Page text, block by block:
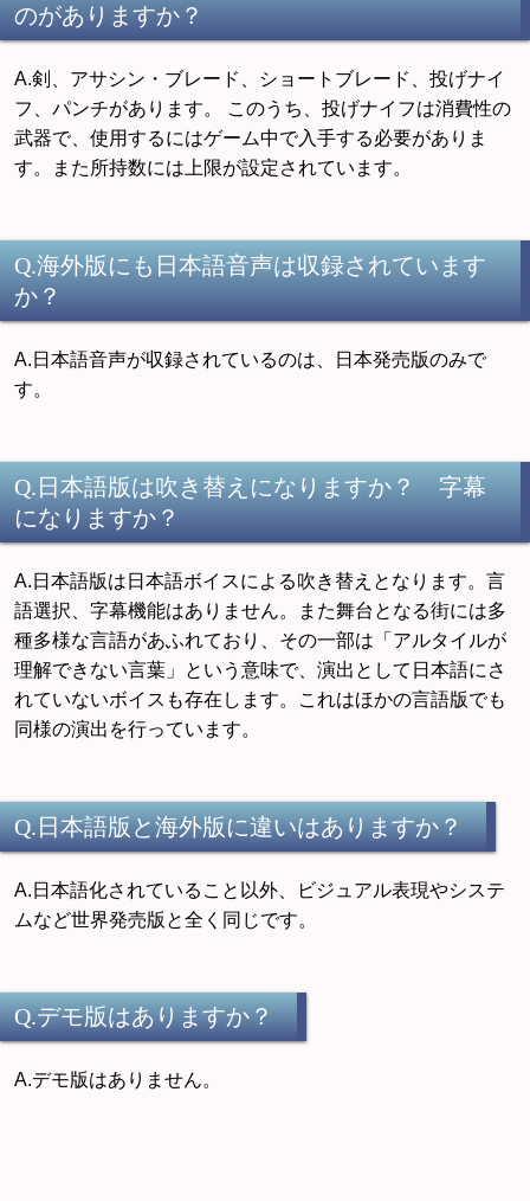
のがありますか？
A.剣、アサシン・ブレード、ショートブレード、投げナイ
フ、パンチがあります。 このうち、投げナイフは消費性の
武器で、使用するにはゲーム中で入手する必要がありま
す。また所持数には上限が設定されています。
Q.海外版にも日本語音声は収録されています
か？
A.日本語音声が収録されているのは、日本発売版のみで
す。
Q.日本語版は吹き替えになりますか？ 字幕
になりますか？
A.日本語版は日本語ボイスによる吹き替えとなります。言
語選択、字幕機能はありません。また舞台となる街には多
種多様な言語があふれており、その一部は「アルタイルが
理解できない言葉」という意味で、演出として日本語にさ
れていないボイスも存在します。これはほかの言語版でも
同様の演出を行っています。
Q.日本語版と海外版に違いはありますか？
A.日本語化されていること以外、ビジュアル表現やシステ
ムなど世界発売版と全く同じです。
Q.デモ版はありますか？
A.デモ版はありません。